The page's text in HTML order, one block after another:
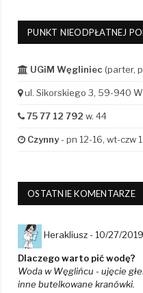
PUNKT NIEODPŁATNEJ
UGiM Węgliniec (parter,
ul. Sikorskiego 3, 59-940
75 77 12 792 w. 44
Czynny- pn 12-16, wt-czw
OSTATNIE KOMENTARZE
Herakliusz - 10/27/2019
Dlaczego warto pić wodę?
Woda w Węglińcu - ujęcie
inne butelkowane kranówki.